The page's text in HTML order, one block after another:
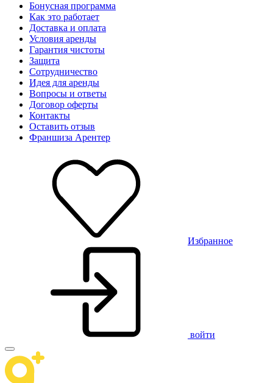
Бонусная программа
Как это работает
Доставка и оплата
Условия аренды
Гарантия чистоты
Защита
Сотрудничество
Идея для аренды
Вопросы и ответы
Договор оферты
Контакты
Оставить отзыв
Франшиза Арентер
Избранное
войти